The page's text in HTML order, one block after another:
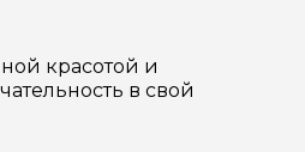
красотой и
в свой